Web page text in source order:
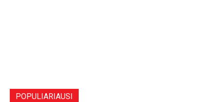
POPULIARIAUSI